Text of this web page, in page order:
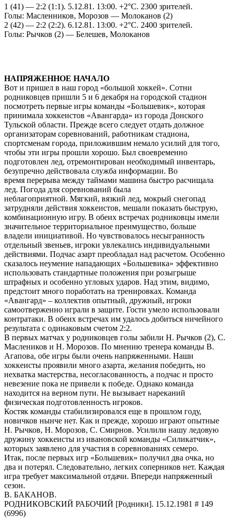
1 (41) — 2:2 (1:1). 5.12.81. 13:00. +2°С. 2300 зрителей.
Голы: Масленников, Морозов — Молоканов (2)
2 (42) — 2:2 (2:2). 6.12.81. 13:00. +2°С. 2400 зрителей.
Голы: Рычков (2) — Белешев, Молоканов
НАПРЯЖЕННОЕ НАЧАЛО
Вот и пришел в наш город «большой хоккей». Сотни
родниковцев пришли 5 и 6 декабря на городской стадион
посмотреть первые игры команды «Большевик», которая
принимала хоккеистов «Авангарда» из города Донского
Тульской области. Прежде всего следует отдать должное
организаторам соревнований, работникам стадиона,
спортсменам города, приложившим немало усилий для того,
чтобы эти игры прошли хорошо. Был своевременно
подготовлен лед, отремонтирован необходимый инвентарь,
безупречно действовала служба информации. Во
время перерыва между таймами машина быстро расчищала
лед. Погода для соревнований была
неблагоприятной. Мягкий, вязкий лед, мокрый снегопад
затрудняли действия хоккеистов, мешали показать быструю,
комбинационную игру. В обеих встречах родниковцы имели
значительное территориальное преимущество, больше
владели инициативой. Но чувствовалось несыгранность
отдельный звеньев, игроки увлекались индивидуальными
действиями. Подчас азарт преобладал над расчетом. Особенно
сказалось неумение нападающих «Большевика» эффективно
использовать стандартные положения при розыгрыше
штрафных и особенно угловых ударов. Над этим, видимо,
предстоит много поработать на тренировках. Команда
«Авангард» – коллектив опытный, дружный, игроки
самоотверженно играли в защите. Гости умело использовали
контратаки. В обеих встречах им удалось добиться ничейного
результата с одинаковым счетом 2:2.
В первых матчах у родниковцев голы забили Н. Рычков (2), С.
Маслеников и Н. Морозов. По мнению тренера команды В.
Агапова, обе игры были очень напряженными. Наши
хоккеисты проявили много азарта, желания победить, но
нехватка мастерства, несогласованность, а подчас и просто
невезение пока не привели к победе. Однако команда
находится на верном пути. Не вызывает нареканий
физическая подготовленность игроков.
Костяк команды стабилизировался еще в прошлом году,
новичков нынче нет. Как и прежде, хорошо играют опытные
Н. Рычков, Н. Морозов, С. Смирнов. Усилили нашу ледовую
дружину хоккеисты из ивановской команды «Силикатчик»,
которых заявлено для участия в соревнованиях семеро.
Итак, после первых игр «Большевик» получил два очка, но
два и потерял. Следовательно, легких соперников нет. Каждая
игра требует максимальной отдачи. Впереди напряженный
сезон.
В. БАКАНОВ.
РОДНИКОВСКИЙ РАБОЧИЙ [Родники]. 15.12.1981 # 149
(6996)